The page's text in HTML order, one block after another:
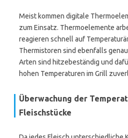
Meist kommen digitale
zum Einsatz. Thermoelemente
reagieren schnell auf
Thermistoren sind ebenfalls
Arten sind hitzebeständig und
hohen Temperaturen im Grill
Überwachung der
Fleischstücke